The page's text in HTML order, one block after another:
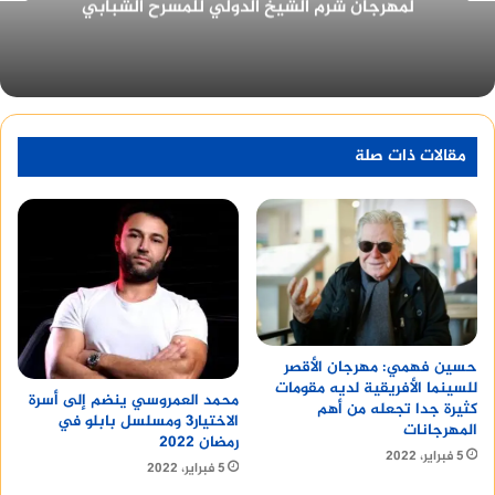
القاهرة للدراما في دورته الأولى ٢٠٢٢
مقالات ذات صلة
حسين فهمي: مهرجان الأقصر
للسينما الأفريقية لديه مقومات
كثيرة جدا تجعله من أهم
المهرجانات
5 فبراير، 2022
محمد العمروسي ينضم إلى أسرة
الاختيار3 ومسلسل بابلو في
رمضان 2022
5 فبراير، 2022